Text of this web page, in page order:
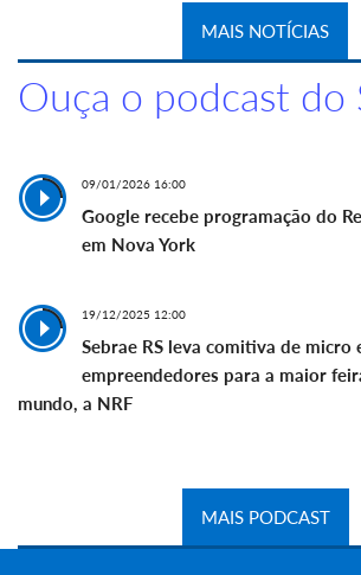
MAIS NOTÍCIAS
Ouça o podcast do
09/01/2026 16:00
Google recebe programação do
em Nova York
19/12/2025 12:00
Sebrae RS leva comitiva de micro
empreendedores para a maior
mundo, a NRF
MAIS PODCAST